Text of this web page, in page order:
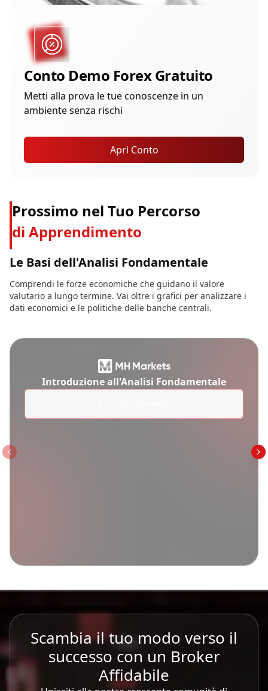
Conto Demo Forex Gratuito
Metti alla prova le tue conoscenze in un
ambiente senza rischi
Apri Conto
Prossimo nel Tuo Percorso
di Apprendimento
Le Basi dell'Analisi Fondamentale
Comprendi le forze economiche che guidano il valore
valutario a lungo termine. Vai oltre i grafici per analizzare i
dati economici e le politiche delle banche centrali.
Introduzione all'Analisi Fondamentale
Scambia il tuo modo verso il
successo con un Broker
Affidabile